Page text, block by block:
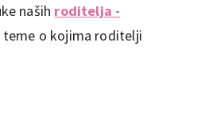
naših roditelja -
teme o kojima roditelji